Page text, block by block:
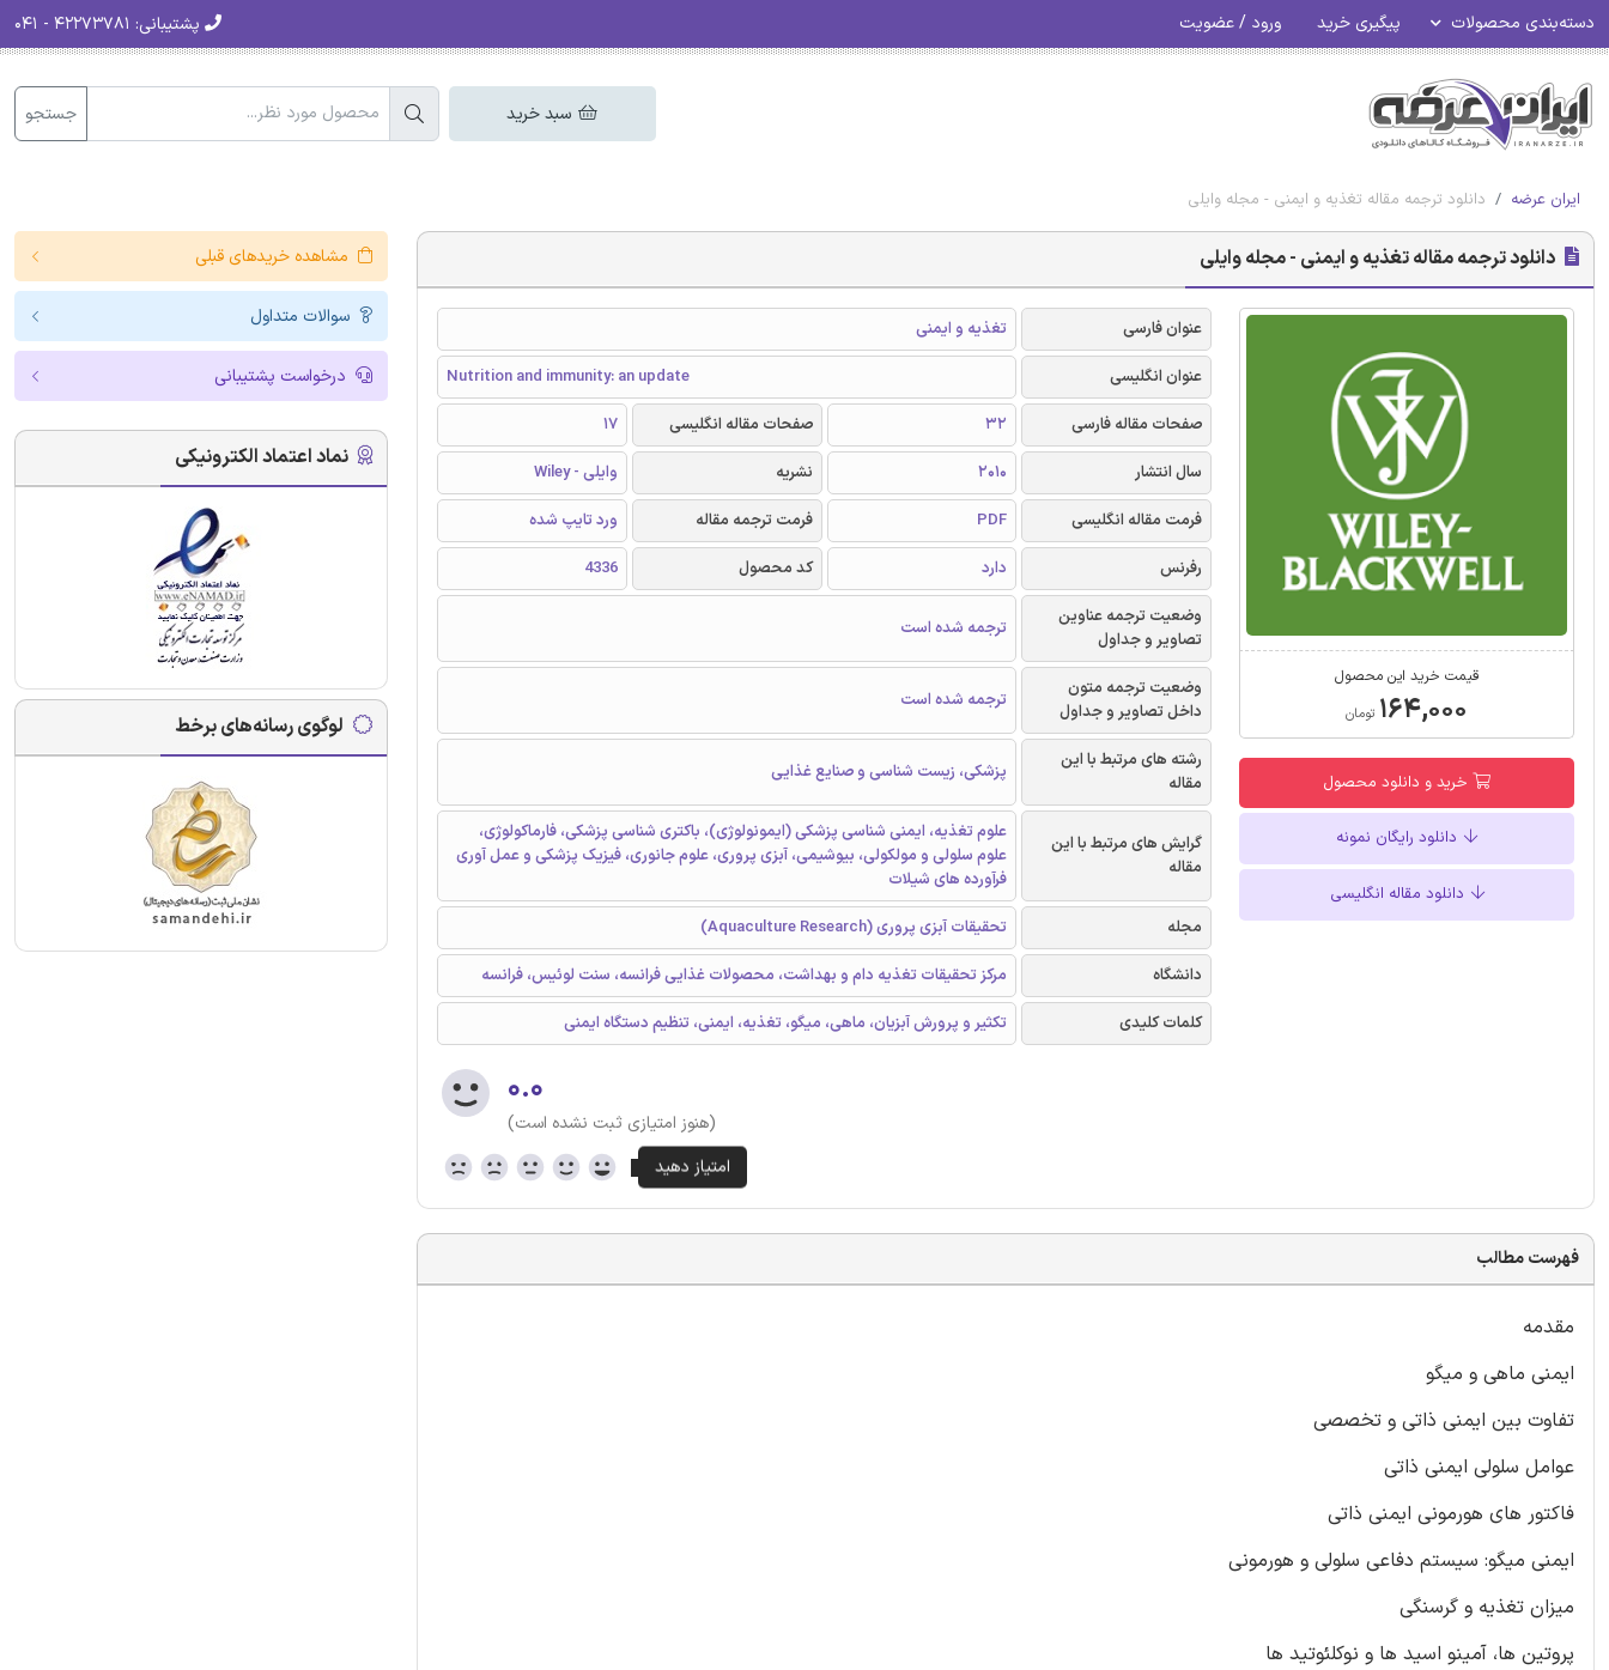
دسته‌بندی محصولات پیگیری خرید ورود / عضویت پشتیبانی:
سبد خرید جستجو
ایران عرضه دانلود ترجمه مقاله تغذیه و ایمنی - مجله وایلی
دانلود ترجمه مقاله تغذیه و ایمنی - مجله وایلی
قیمت خرید این محصول
۱۶۴,۰۰۰ تومان
خرید و دانلود محصول
دانلود رایگان نمونه
دانلود مقاله انگلیسی
عنوان فارسی
تغذیه و ایمنی
عنوان انگلیسی
Nutrition and immunity: an update
صفحات مقاله فارسی
32 صفحات مقاله انگلیسی
17
سال انتشار
2010 نشریه
وایلی - Wiley
فرمت مقاله انگلیسی
PDF فرمت ترجمه مقاله
ورد تایپ شده
رفرنس
دارد کد محصول
4336
وضعیت ترجمه عناوین
تصاویر و جداول
ترجمه شده است
وضعیت ترجمه متون
داخل تصاویر و جداول
ترجمه شده است
رشته های مرتبط با این
مقاله
پزشکی، زیست شناسی و صنایع غذایی
گرایش های مرتبط با این
مقاله
علوم تغذیه، ایمنی شناسی پزشکی (ایمونولوژی)، باکتری شناسی پزشکی، فارماکولوژی،
علوم سلولی و مولکولی، بیوشیمی‌، آبزی پروری، علوم جانوری، فیزیک پزشکی و عمل آوری
فرآورده های شیلات
مجله
تحقیقات آبزی پروری (Aquaculture Research)
دانشگاه
مرکز تحقیقات تغذیه دام و بهداشت، محصولات غذایی فرانسه، سنت لوئیس، فرانسه
کلمات کلیدی
تکثیر و پرورش آبزیان، ماهی، میگو، تغذیه، ایمنی، تنظیم دستگاه ایمنی
۰.۰
(هنوز امتیازی ثبت نشده است)
فهرست مطالب
مقدمه
ایمنی ماهی و میگو
تفاوت بین ایمنی ذاتی و تخصصی
عوامل سلولی ایمنی ذاتی
فاکتور های هورمونی ایمنی ذاتی
ایمنی میگو: سیستم دفاعی سلولی و هورمونی
میزان تغذیه و گرسنگی
پروتین ها، آمینو اسید ها و نوکلئوتید ها
مشاهده خریدهای قبلی
سوالات متداول
درخواست پشتیبانی
نماد اعتماد الکترونیکی
لوگوی رسانه‌های برخط